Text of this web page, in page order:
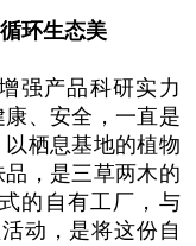
环生态美
强产品科研实力
、安全，一直是
栖息基地的植物
，是三草两木的
的自有工厂，与
动，是将这份自